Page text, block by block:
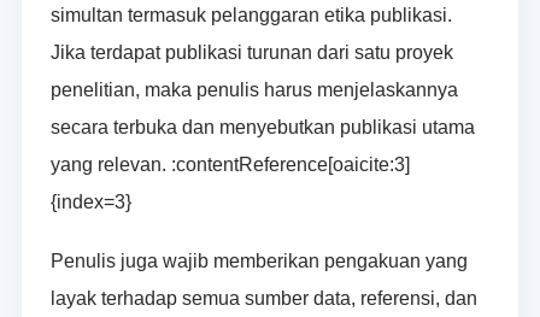
simultan termasuk pelanggaran etika publikasi.
Jika terdapat publikasi turunan dari satu proyek
penelitian, maka penulis harus menjelaskannya
secara terbuka dan menyebutkan publikasi utama
yang relevan. :contentReference[oaicite:3]
{index=3}
Penulis juga wajib memberikan pengakuan yang
layak terhadap semua sumber data, referensi, dan